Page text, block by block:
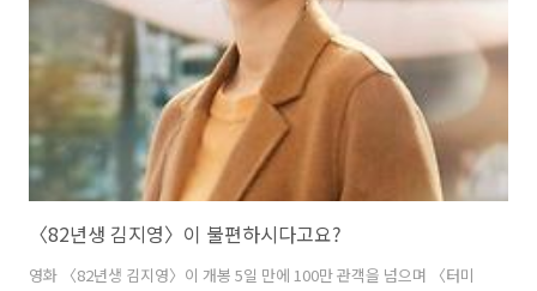
〈82년생 김지영〉이 불편하시다고요?
영화 〈82년생 김지영〉이 개봉 5일 만에 100만 관객을 넘으며 〈터미